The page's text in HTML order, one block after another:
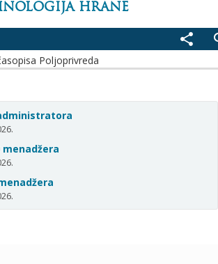
HRANE
share
Poljoprivreda
menadžera